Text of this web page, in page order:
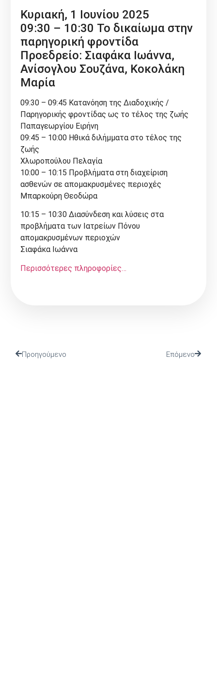
Κυριακή, 1 Ιουνίου 2025
09:30 – 10:30 Το δικαίωμα στην
παρηγορική φροντίδα
Προεδρείο: Σιαφάκα Ιωάννα,
Ανίσογλου Σουζάνα, Κοκολάκη
Μαρία
09:30 – 09:45 Κατανόηση της Διαδοχικής /
Παρηγορικής φροντίδας ως το τέλος της ζωής
Παπαγεωργίου Ειρήνη
09:45 – 10:00 Ηθικά διλήμματα στο τέλος της
ζωής
Χλωροπούλου Πελαγία
10:00 – 10:15 Προβλήματα στη διαχείριση
ασθενών σε απομακρυσμένες περιοχές
Μπαρκούρη Θεοδώρα
10:15 – 10:30 Διασύνδεση και λύσεις στα
προβλήματα των Ιατρείων Πόνου
απομακρυσμένων περιοχών
Σιαφάκα Ιωάννα
Περισσότερες πληροφορίες…
Προηγούμενο Επόμενο